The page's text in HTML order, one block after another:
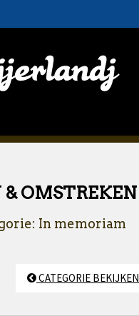
& OMSTREKEN
In memoriam
CATEGORIE BEKIJKEN